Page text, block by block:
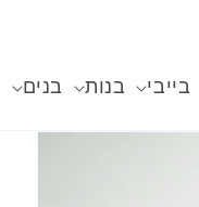
בייבי בנות בנים